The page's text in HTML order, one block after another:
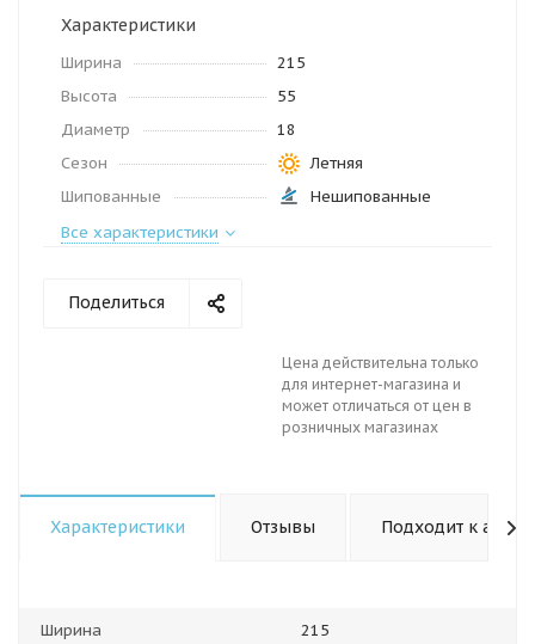
Характеристики
Ширина
215
Высота
55
Диаметр
18
Сезон
Летняя
Шипованные
Нешипованные
Все характеристики
Поделиться
Цена действительна только
для интернет-магазина и
может отличаться от цен в
розничных магазинах
Характеристики Отзывы Подходит к авто
Ширина 215